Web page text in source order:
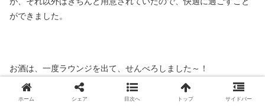
ができました。
お酒は、一度ラウンジを出て、せんべろしました～！
そちらについては、別の記事で！！
ホーム シェア 目次へ トップ サイドバー